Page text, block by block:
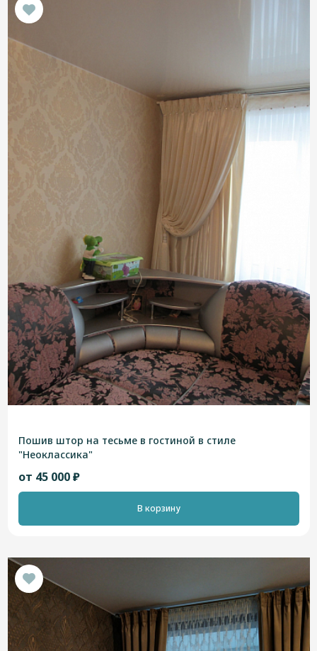
Пошив штор на тесьме в гостиной в стиле
"Неоклассика"
от 45 000 ₽
В корзину